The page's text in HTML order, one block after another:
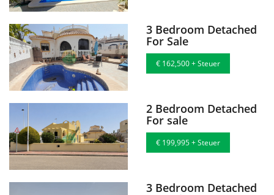
3 Bedroom Detached
For Sale
€ 162,500 + Steuer
2 Bedroom Detached
For sale
€ 199,995 + Steuer
3 Bedroom Detached